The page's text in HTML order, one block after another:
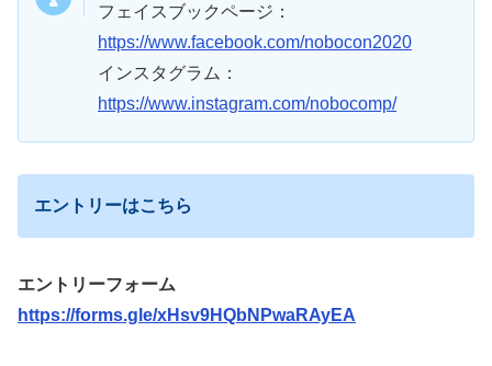
フェイスブックページ：
https://www.facebook.com/nobocon2020
インスタグラム：
https://www.instagram.com/nobocomp/
エントリーはこちら
エントリーフォーム
https://forms.gle/xHsv9HQbNPwaRAyEA